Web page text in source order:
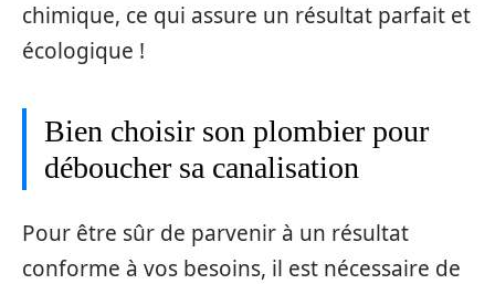
chimique, ce qui assure un résultat parfait et
écologique !
Bien choisir son plombier pour
déboucher sa canalisation
Pour être sûr de parvenir à un résultat
conforme à vos besoins, il est nécessaire de